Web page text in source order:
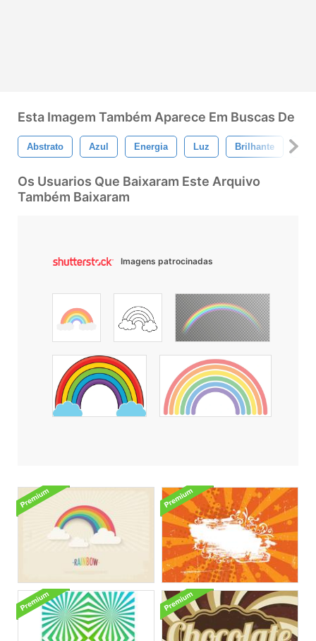
Esta Imagem Também Aparece Em Buscas De
Abstrato Azul Energia Luz Brilhante
Os Usuarios Que Baixaram Este Arquivo
Também Baixaram
Imagens patrocinadas